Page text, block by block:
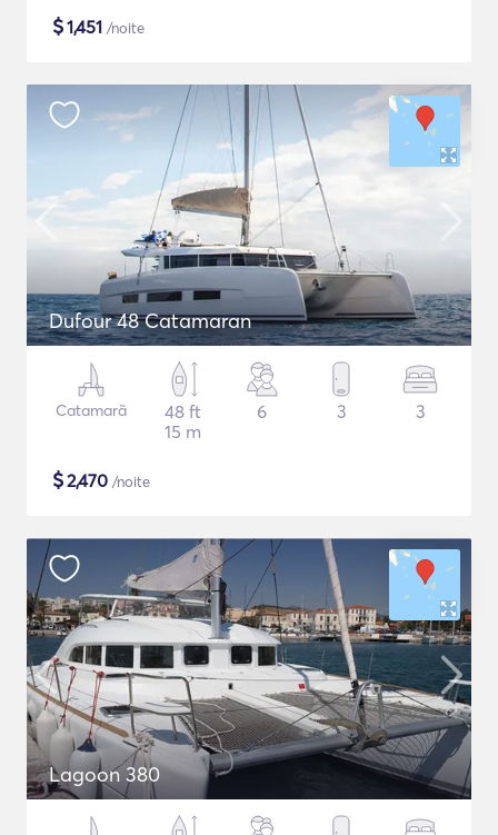
$1,451 /noite
Dufour 48 Catamaran
Catamarã
48 ft
15 m
6 3 3
$2,470 /noite
Lagoon 380